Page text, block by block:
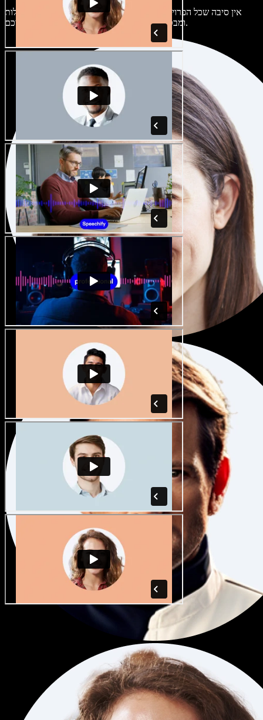
אין סיבה שכל הפרויקטים יישמעו אותו דבר. בחרו מתוך מאות קולות
ומבטאים של בינה מלאכותית והתאימו אותם אליכם.